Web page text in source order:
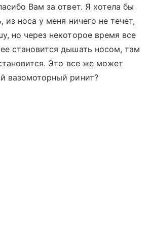
Вам за ответ. Я хотела бы
из носа у меня ничего не течет,
но через некоторое время все
становится дышать носом, там
Это все же может
вазомоторный ринит?